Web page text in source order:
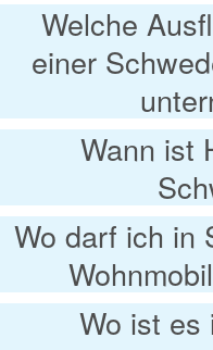
Welche
einer
Wann ist
Wo darf ich in
Wo ist es